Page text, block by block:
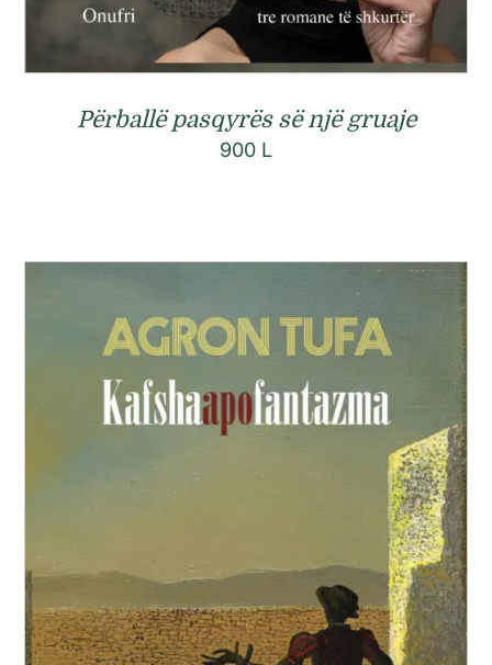
Përballë pasqyrës së një gruaje
900 L